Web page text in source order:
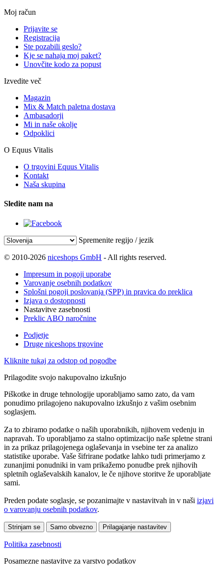
Moj račun
Prijavite se
Registracija
Ste pozabili geslo?
Kje se nahaja moj paket?
Unovčite kodo za popust
Izvedite več
Magazin
Mix & Match paletna dostava
Ambasadorji
Mi in naše okolje
Odpoklici
O Equus Vitalis
O trgovini Equus Vitalis
Kontakt
Naša skupina
Sledite nam na
Spremenite regijo / jezik
© 2010-2026 niceshops GmbH - All rights reserved.
Impresum in pogoji uporabe
Varovanje osebnih podatkov
Splošni pogoji poslovanja (SPP) in pravica do preklica
Izjava o dostopnosti
Nastavitve zasebnosti
Preklic ABO naročnine
Podjetje
Druge niceshops trgovine
Kliknite tukaj za odstop od pogodbe
Prilagodite svojo nakupovalno izkušnjo
Piškotke in druge tehnologije uporabljamo samo zato, da vam
ponudimo prilagojeno nakupovalno izkušnjo z vašim osebnim
soglasjem.
Za to zbiramo podatke o naših uporabnikih, njihovem vedenju in
napravah. To uporabljamo za stalno optimizacijo naše spletne strani
in za prikaz prilagojenega oglaševanja in vsebine ter za analizo
statistike uporabe. Vaše šifrirane podatke lahko tudi primerjamo z
zunanjimi ponudniki in vam prikažemo ponudbe prek njihovih
spletnih oglaševalskih kanalov, le če njihove storitve že uporabljate
sami.
Preden podate soglasje, se pozanimajte v nastavitvah in v naši izjavi
o varovanju osebnih podatkov.
Strinjam se Samo obvezno Prilagajanje nastavitev
Politika zasebnosti
Posamezne nastavitve za varstvo podatkov